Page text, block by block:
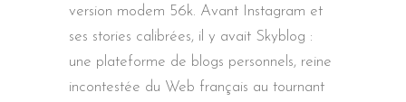
version modem 56k. Avant Instagram et
ses stories calibrées, il y avait Skyblog :
une plateforme de blogs personnels, reine
incontestée du Web français au tournant